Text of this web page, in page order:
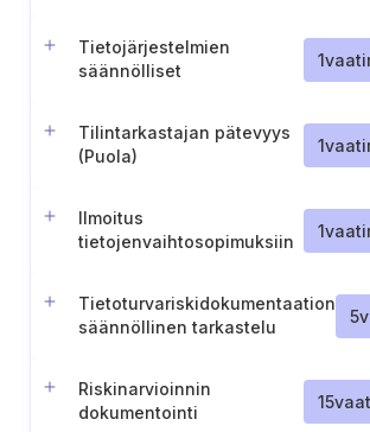
käyttö (Puola)
Tietojärjestelmien
säännölliset
1
Tilintarkastajan pätevyys
(Puola)
1
Ilmoitus
tietojenvaihtosopimuksiin
1
Tietoturvariskidokumentaation
säännöllinen tarkastelu
5
Riskinarvioinnin
dokumentointi
15